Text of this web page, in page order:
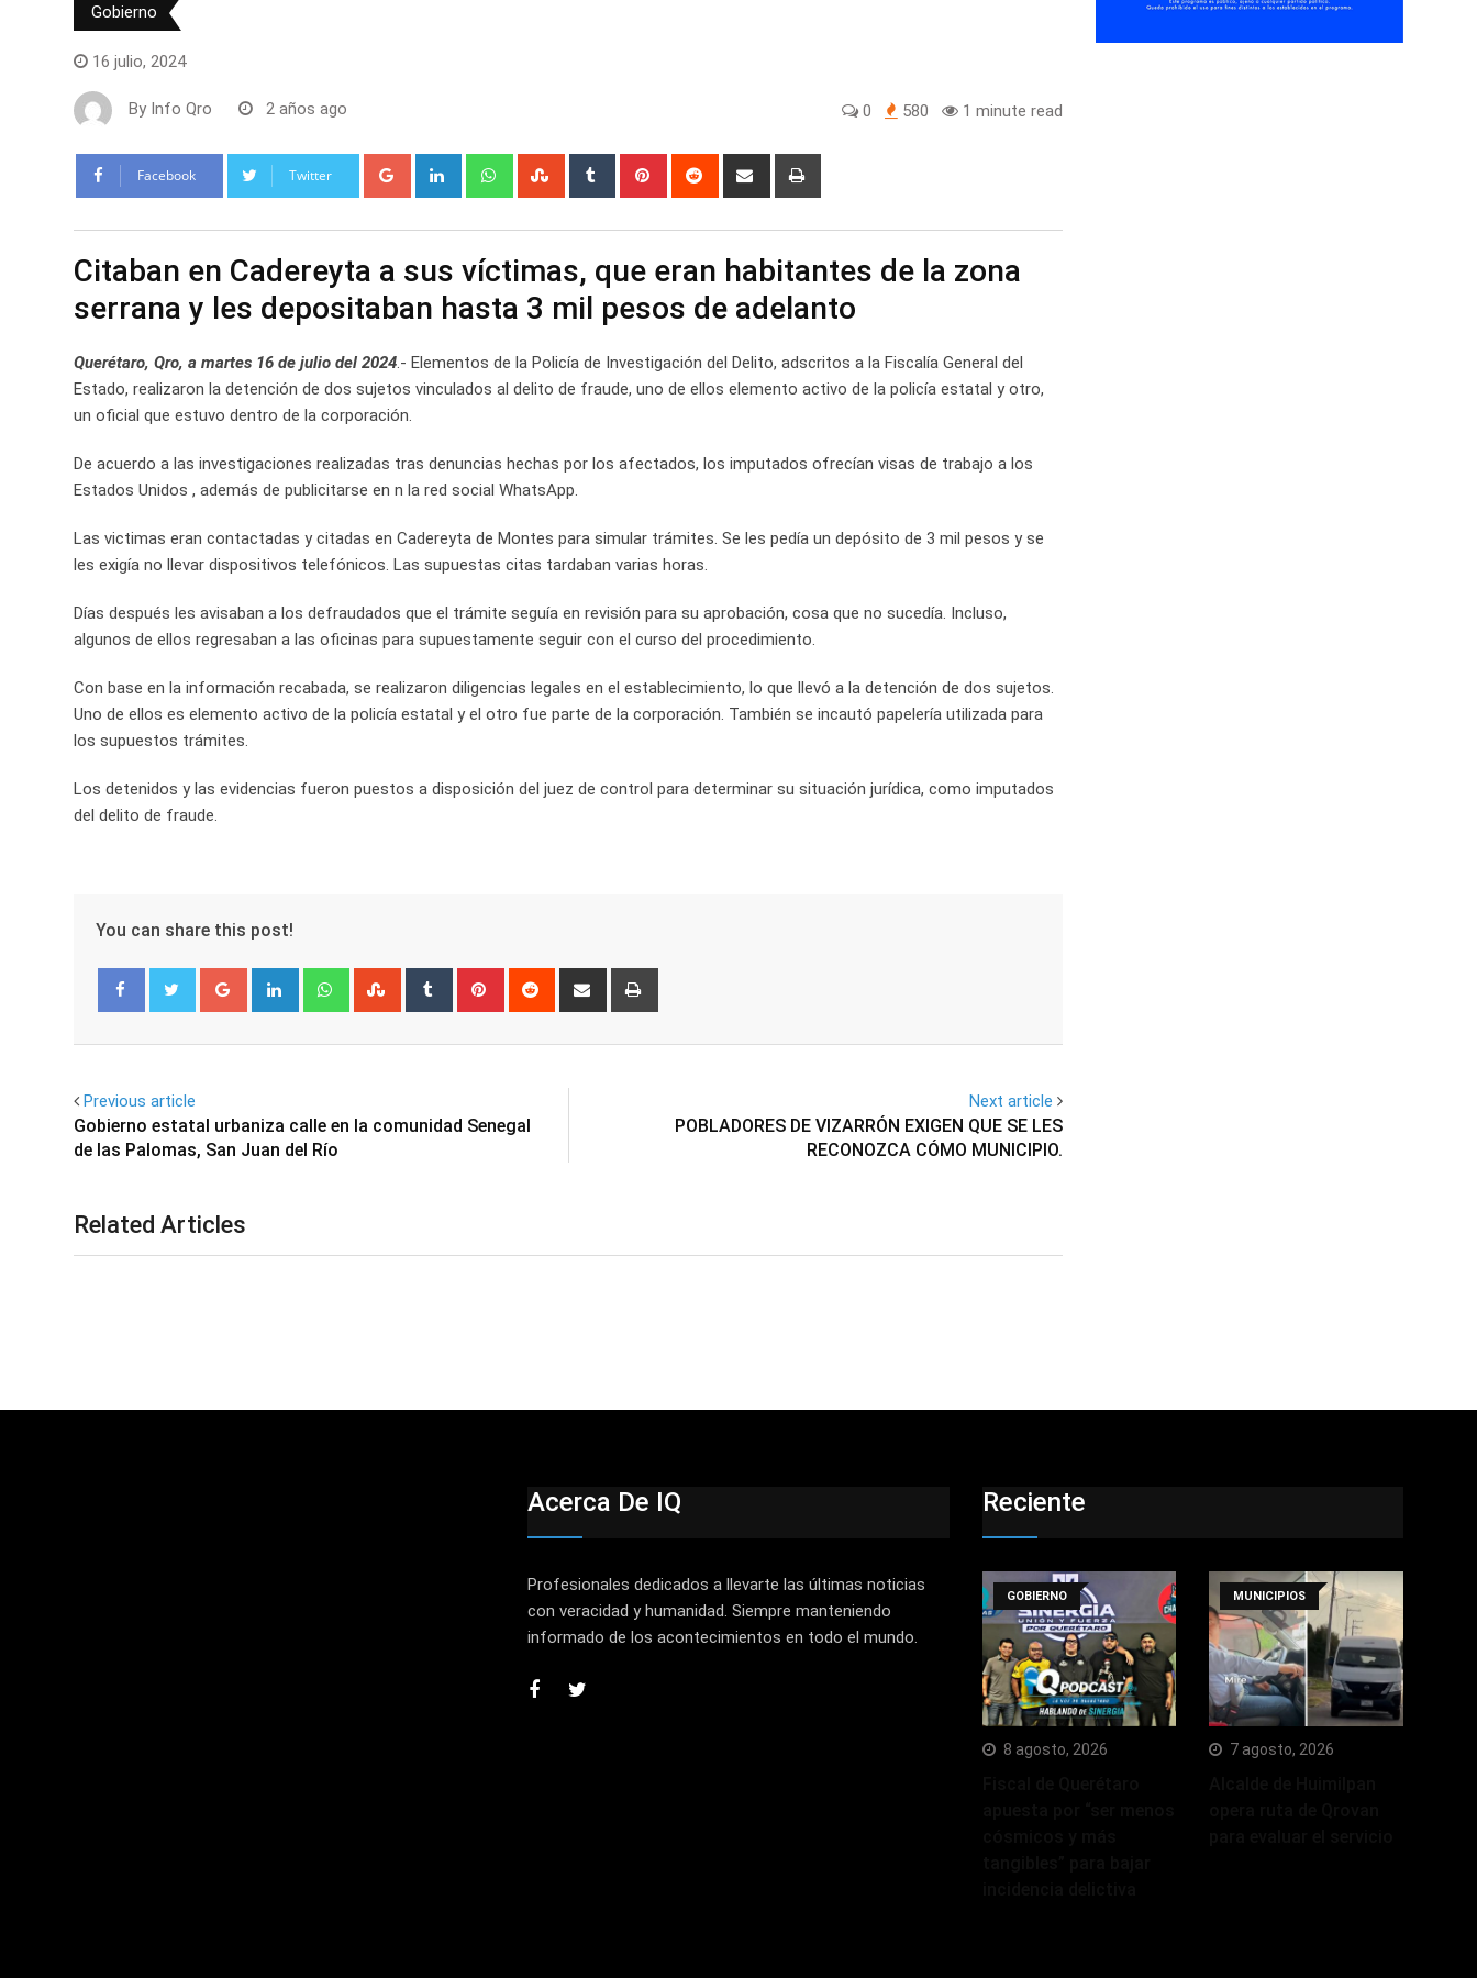
Gobierno
16 julio, 2024
By Info Qro 2 años ago 0 580 1 minute read
Facebook Twitter Google+ LinkedIn WhatsappStumbleUpon
Tumblr Pinterest Reddit
Share
Citaban en Cadereyta a sus víctimas, que eran habitantes de la zona
serrana y les depositaban hasta 3 mil pesos de adelanto
Querétaro, Qro, a martes 16 de julio del 2024.- Elementos de la Policía de Investigación del Delito, adscritos a la Fiscalía General del
Estado, realizaron la detención de dos sujetos vinculados al delito de fraude, uno de ellos elemento activo de la policía estatal y otro,
un oficial que estuvo dentro de la corporación.
De acuerdo a las investigaciones realizadas tras denuncias hechas por los afectados, los imputados ofrecían visas de trabajo a los
Estados Unidos , además de publicitarse en n la red social WhatsApp.
Las victimas eran contactadas y citadas en Cadereyta de Montes para simular trámites. Se les pedía un depósito de 3 mil pesos y se
les exigía no llevar dispositivos telefónicos. Las supuestas citas tardaban varias horas.
Días después les avisaban a los defraudados que el trámite seguía en revisión para su aprobación, cosa que no sucedía. Incluso,
algunos de ellos regresaban a las oficinas para supuestamente seguir con el curso del procedimiento.
Con base en la información recabada, se realizaron diligencias legales en el establecimiento, lo que llevó a la detención de dos sujetos.
Uno de ellos es elemento activo de la policía estatal y el otro fue parte de la corporación. También se incautó papelería utilizada para
los supuestos trámites.
Los detenidos y las evidencias fueron puestos a disposición del juez de control para determinar su situación jurídica, como imputados
del delito de fraude.
You can share this post!
Google+ LinkedIn WhatsappStumbleUpon
Tumblr Pinterest Reddit
Share
Previous article
Gobierno estatal urbaniza calle en la comunidad Senegal
de las Palomas, San Juan del Río
Next article
POBLADORES DE VIZARRÓN EXIGEN QUE SE LES
RECONOZCA CÓMO MUNICIPIO.
Related Articles
Acerca De IQ
Profesionales dedicados a llevarte las últimas noticias
con veracidad y humanidad. Siempre manteniendo
informado de los acontecimientos en todo el mundo.
Reciente
GOBIERNO
8 agosto, 2026
MUNICIPIOS
7 agosto, 2026